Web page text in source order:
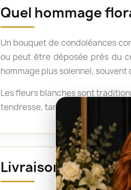
Quel hommage
Un bouquet de condoléances
ou peut être déposée près du
hommage plus solennel,
Les fleurs blanches sont
tendresse, tandis que des
Livraison avant la